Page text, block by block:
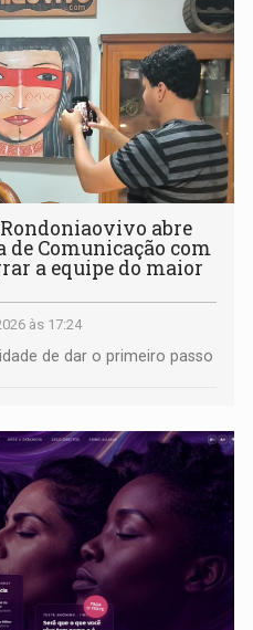
Rondoniaovivo abre
Comunicação com
a equipe do maior
às 17:24
de dar o primeiro passo